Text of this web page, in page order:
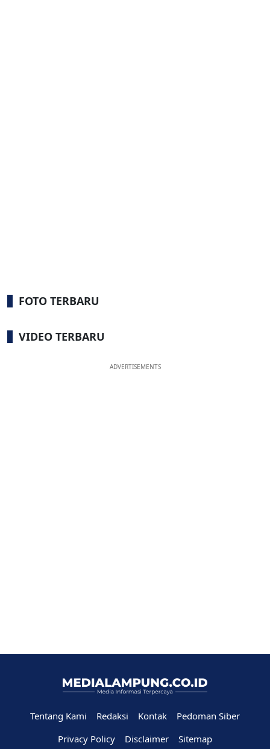
FOTO TERBARU
VIDEO TERBARU
ADVERTISEMENTS
Tentang Kami Redaksi Kontak
Pedoman Siber
Privacy Policy
Disclaimer Sitemap